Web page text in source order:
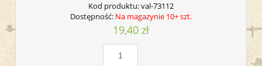
Kod produktu:val-73112
Dostępność: Na magazynie 10+ szt.
19,40 zł